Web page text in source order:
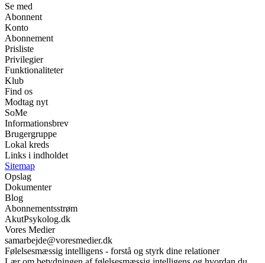
Se med
Abonnent
Konto
Abonnement
Prisliste
Privilegier
Funktionaliteter
Klub
Find os
Modtag nyt
SoMe
Informationsbrev
Brugergruppe
Lokal kreds
Links i indholdet
Sitemap
Opslag
Dokumenter
Blog
Abonnementsstrøm
AkutPsykolog.dk
Vores Medier
samarbejde@voresmedier.dk
Følelsesmæssig intelligens - forstå og styrk dine relationer